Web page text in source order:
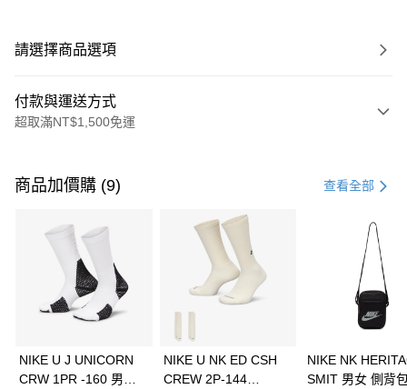
請選擇商品選項
付款與運送方式
超取滿NT$1,500免運
信用卡一次付款
3 期 0 利率 每期 21家銀行
合作金庫商業銀行
第一商業銀行
華南商業銀行
彰化商業銀行
上海商業儲蓄銀行
Apple Pay
全盈+PAY
商品加價購 (9) 查看全部
NIKE U J UNICORN
CRW 1PR -160 男女
NIKE U NK ED CSH
CREW 2P-144
NIKE NK
SMIT 男女 側背